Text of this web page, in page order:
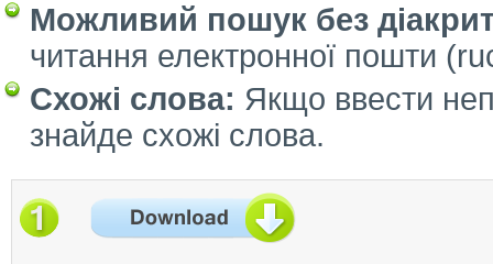
Можливий пошук без
читання електронної пошти
Схожі слова: Якщо ввести
знайде схожі слова.